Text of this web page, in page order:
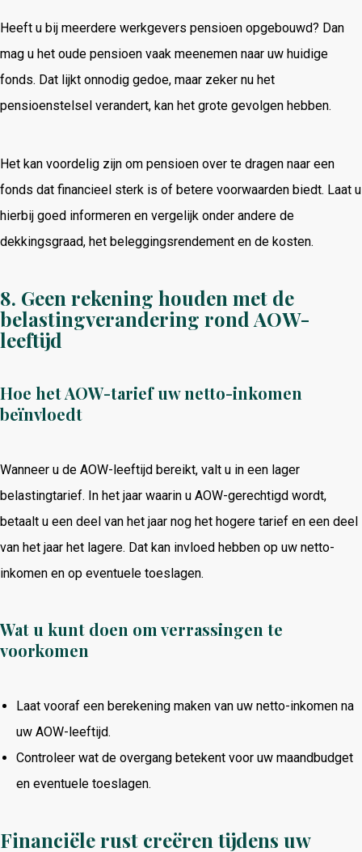
Heeft u bij meerdere werkgevers pensioen opgebouwd? Dan
mag u het oude pensioen vaak meenemen naar uw huidige
fonds. Dat lijkt onnodig gedoe, maar zeker nu het
pensioenstelsel verandert, kan het grote gevolgen hebben.
Het kan voordelig zijn om pensioen over te dragen naar een
fonds dat financieel sterk is of betere voorwaarden biedt. Laat u
hierbij goed informeren en vergelijk onder andere de
dekkingsgraad, het beleggingsrendement en de kosten.
8. Geen rekening houden met de
belastingverandering rond AOW-
leeftijd
Hoe het AOW-tarief uw netto-inkomen
beïnvloedt
Wanneer u de AOW-leeftijd bereikt, valt u in een lager
belastingtarief. In het jaar waarin u AOW-gerechtigd wordt,
betaalt u een deel van het jaar nog het hogere tarief en een deel
van het jaar het lagere. Dat kan invloed hebben op uw netto-
inkomen en op eventuele toeslagen.
Wat u kunt doen om verrassingen te
voorkomen
Laat vooraf een berekening maken van uw netto-inkomen na
uw AOW-leeftijd.
Controleer wat de overgang betekent voor uw maandbudget
en eventuele toeslagen.
Financiële rust creëren tijdens uw